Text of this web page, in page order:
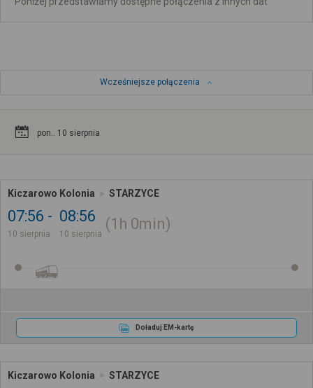
Wcześniejsze połączenia
pon.. 10 sierpnia
Kiczarowo Kolonia STARZYCE
07:56
10 sierpnia
08:56
10 sierpnia
1h 0min
Doładuj EM-kartę
Kiczarowo Kolonia STARZYCE